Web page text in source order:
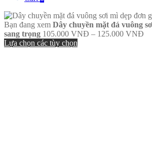
Bạn đang xem Dây chuyền mặt đá vuông
sang trọng 105.000 VNĐ – 125.000 VNĐ
Lựa chọn các tùy chọn